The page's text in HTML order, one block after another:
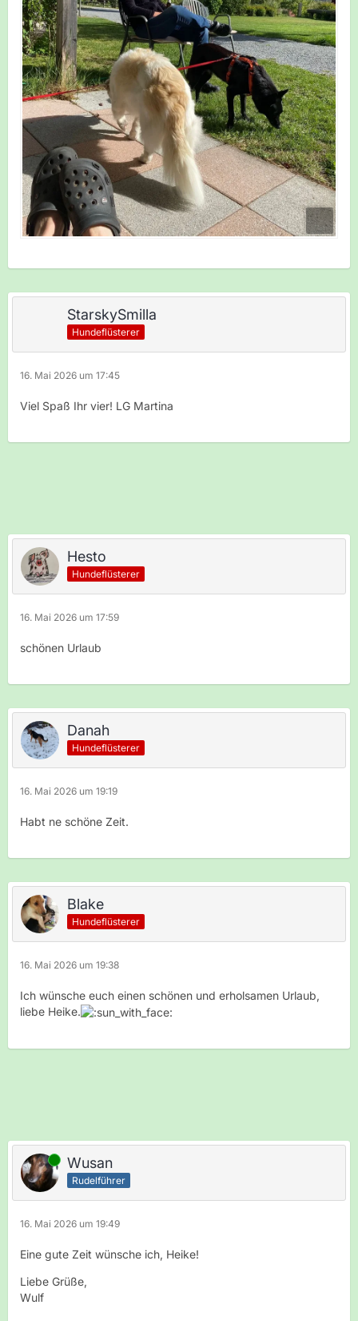
StarskySmilla
Hundeflüsterer
16. Mai 2026 um 17:45
Viel Spaß Ihr vier! LG Martina
Hesto
Hundeflüsterer
16. Mai 2026 um 17:59
schönen Urlaub
Danah
Hundeflüsterer
16. Mai 2026 um 19:19
Habt ne schöne Zeit.
Blake
Hundeflüsterer
16. Mai 2026 um 19:38
Ich wünsche euch einen schönen und erholsamen Urlaub,
liebe Heike.
Online Wusan
Rudelführer
16. Mai 2026 um 19:49
Eine gute Zeit wünsche ich, Heike!
Liebe Grüße,
Wulf